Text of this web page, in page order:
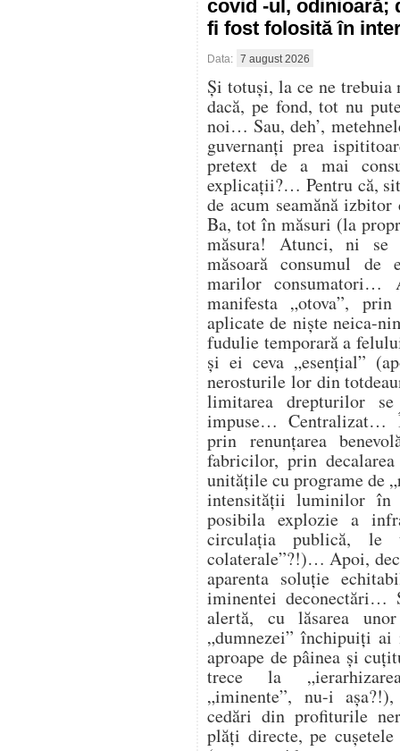
covid -ul, odinioară;
fi fost folosită în
Data: 7 august 2026
Și totuși, la ce ne trebuia
dacă, pe fond, tot nu
noi… Sau, deh’,
guvernanți prea
pretext de a mai
explicații?… Pentru că,
de acum seamănă
Ba, tot în măsuri (la
măsura! Atunci, ni se
măsoară consumul de
marilor consumatori…
manifesta „otova”,
aplicate de niște neica-
fudulie temporară a
și ei ceva „esențial”
nerosturile lor din
limitarea drepturilor
impuse… Centralizat…
prin renunțarea
fabricilor, prin
unitățile cu programe de
intensității luminilor în
posibila explozie a
circulația publică, le
colaterale”?!)… Apoi,
aparenta soluție
iminentei deconectări…
alertă, cu lăsarea
„dumnezei” închipuiți
aproape de pâinea și
trece la
„iminente”, nu-i
cedări din profiturile
plăți directe, pe